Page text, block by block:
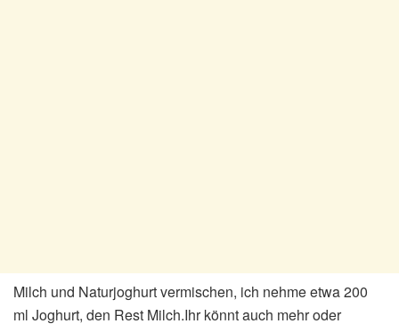
Milch und Naturjoghurt vermischen, ich nehme etwa 200
ml Joghurt, den Rest Milch.Ihr könnt auch mehr oder